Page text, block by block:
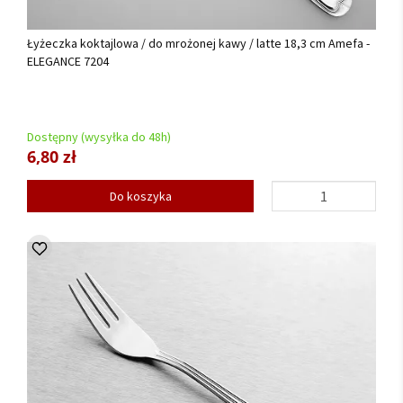
Łyżeczka koktajlowa / do mrożonej kawy / latte 18,3 cm Amefa -
ELEGANCE 7204
Dostępny (wysyłka do 48h)
6,80 zł
Do koszyka